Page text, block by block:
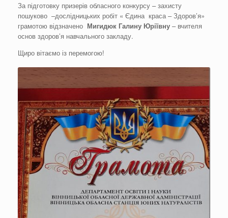
За підготовку призерів обласного конкурсу – захисту
пошуково –дослідницьких робіт « Єдина краса – Здоров’я»
грамотою відзначено Мигидюк Галину Юріївну – вчителя
основ здоров’я навчального закладу.
Щиро вітаємо із перемогою!